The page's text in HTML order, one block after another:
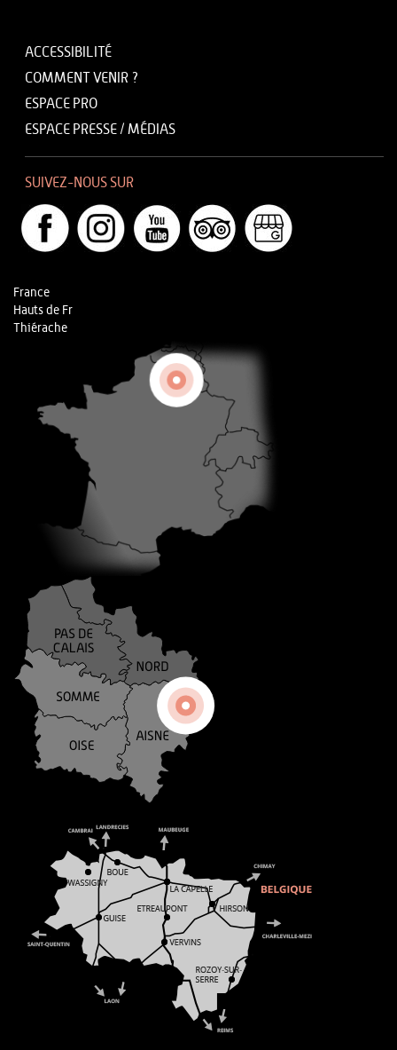
ACCESSIBILITÉ
COMMENT VENIR ?
ESPACE PRO
ESPACE PRESSE / MÉDIAS
SUIVEZ-NOUS SUR
France
Hauts de Fr
Thiérache